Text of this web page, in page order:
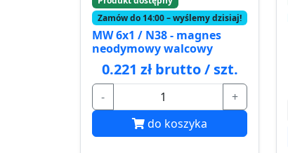
Zamów do 14:00 – wyślemy dzisiaj!
MW 6x1 / N38 - magnes
neodymowy walcowy
0.221 zł brutto / szt.
-
+
do koszyka